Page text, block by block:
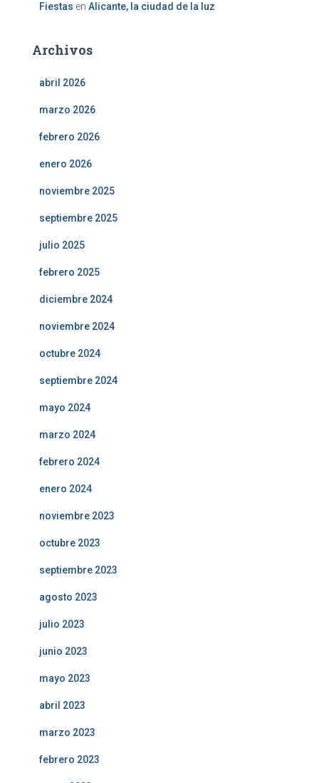
Fiestas en Alicante, la ciudad de la luz
Archivos
abril 2026
marzo 2026
febrero 2026
enero 2026
noviembre 2025
septiembre 2025
julio 2025
febrero 2025
diciembre 2024
noviembre 2024
octubre 2024
septiembre 2024
mayo 2024
marzo 2024
febrero 2024
enero 2024
noviembre 2023
octubre 2023
septiembre 2023
agosto 2023
julio 2023
junio 2023
mayo 2023
abril 2023
marzo 2023
febrero 2023